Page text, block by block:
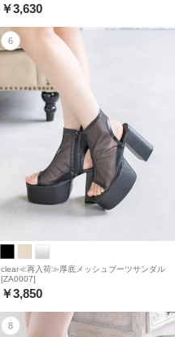
￥3,630
clear≪再入荷≫厚底メッシュブーツサンダル
[ZA0007]
￥3,850